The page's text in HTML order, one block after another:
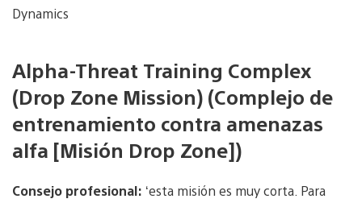
Dynamics
Alpha-Threat Training Complex
(Drop Zone Mission) (Complejo de
entrenamiento contra amenazas
alfa [Misión Drop Zone])
Consejo profesional: ‘esta misión es muy corta. Para